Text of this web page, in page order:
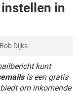
10
10
10
in
Bob Dijks .
kunt
is een gratis
om inkomende